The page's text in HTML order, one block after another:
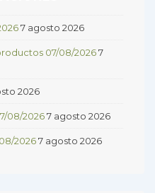
7 agosto 2026
07/08/20267
2026
08/20267 agosto 2026
20267 agosto 2026